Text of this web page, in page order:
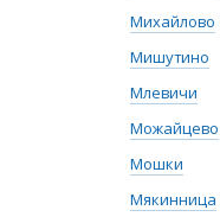
Михайлово
Мишутино
Млевичи
Можайцево
Мошки
Мякинница